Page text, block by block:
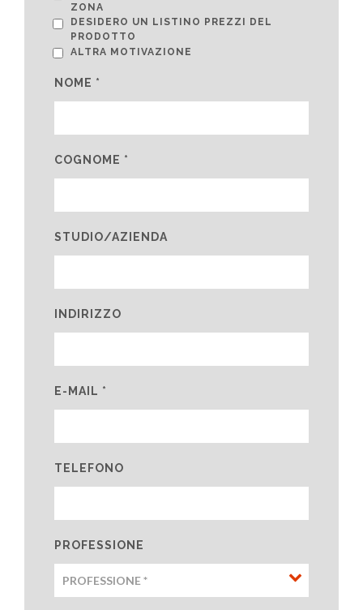
ZONA
DESIDERO UN LISTINO PREZZI DEL
PRODOTTO
ALTRA MOTIVAZIONE
NOME *
COGNOME *
STUDIO/AZIENDA
INDIRIZZO
E-MAIL *
TELEFONO
PROFESSIONE